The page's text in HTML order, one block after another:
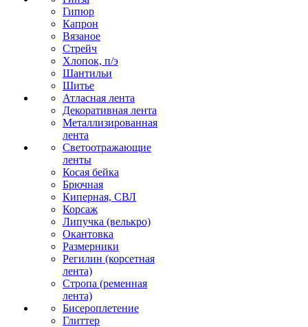
Гипюр
Капрон
Вязаное
Стрейч
Хлопок, п/э
Шантильи
Шитье
Атласная лента
Декоративная лента
Металлизированная
лента
Светоотражающие
ленты
Косая бейка
Брючная
Киперная, СВЛ
Корсаж
Липучка (велькро)
Окантовка
Размерники
Регилин (корсетная
лента)
Стропа (ременная
лента)
Бисероплетение
Глиттер